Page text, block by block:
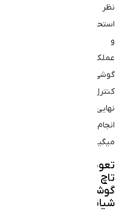
نظر
استحکام
و
عملکرد
گوشی
کنترل
نهایی
انجام
میگیرد.
تعویض
تاچ
گوشی
شیائومی